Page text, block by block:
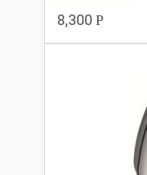
8,300 Р